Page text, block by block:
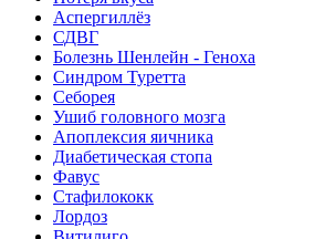
Аспергиллёз
СДВГ
Болезнь Шенлейн - Геноха
Синдром Туретта
Себорея
Ушиб головного мозга
Апоплексия яичника
Диабетическая стопа
Фавус
Стафилококк
Лордоз